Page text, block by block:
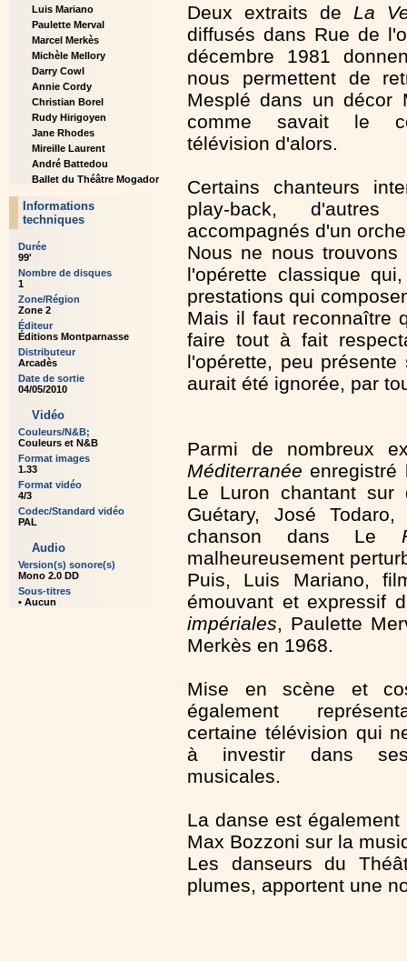
Luis Mariano
Paulette Merval
Marcel Merkès
Michèle Mellory
Darry Cowl
Annie Cordy
Christian Borel
Rudy Hirigoyen
Jane Rhodes
Mireille Laurent
André Battedou
Ballet du Théâtre Mogador
Informations
techniques
Durée
99'
Nombre de disques
1
Zone/Région
Zone 2
Éditeur
Éditions Montparnasse
Distributeur
Arcadès
Date de sortie
04/05/2010
Vidéo
Couleurs/N&B;
Couleurs et N&B
Format images
1.33
Format vidéo
4/3
Codec/Standard vidéo
PAL
Audio
Version(s) sonore(s)
Mono 2.0 DD
Sous-titres
• Aucun
Deux extraits de La
diffusés dans Rue de
décembre 1981
nous permettent de
Mesplé dans un décor
comme savait le
télévision d'alors.
Certains chanteurs
play-back,
accompagnés d'un
Nous ne nous
l'opérette classique
prestations qui
Mais il faut reconnaître
faire tout à fait
l'opérette, peu
aurait été ignorée, par
Parmi de nombreux
Méditerranée enregistré
Le Luron chantant sur
Guétary, José
chanson dans Le
malheureusement
Puis, Luis Mariano,
émouvant et expressif
impériales, Paulette
Merkès en 1968.
Mise en scène et
également
certaine télévision qui
à investir dans ses
musicales.
La danse est
Max Bozzoni sur la
Les danseurs du
plumes, apportent une